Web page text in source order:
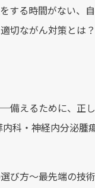
する時間がない、
切ながん対策とは
備えるために、正
科・神経内分泌腫
び方〜最先端の技